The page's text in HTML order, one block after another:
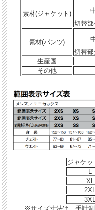
素材(ジャケット)
切替部
素材(パンツ)
切替部
生産国
その他
ジャケッ
L
XL
2XL
3XL
※サイズ寸法は、手計測